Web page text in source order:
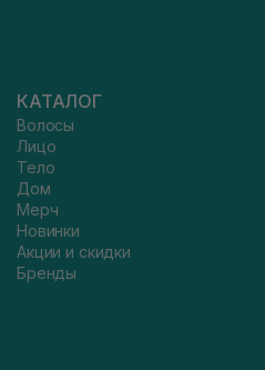
КАТАЛОГ
Волосы
Лицо
Тело
Дом
Мерч
Новинки
Акции и скидки
Бренды